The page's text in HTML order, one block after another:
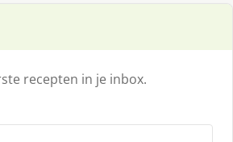
recepten in je inbox.